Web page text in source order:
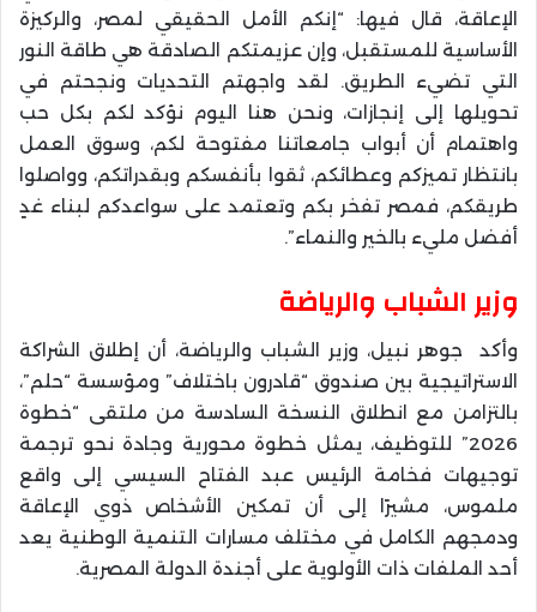
الإعاقة، قال فيها: “إنكم الأمل الحقيقي لمصر، والركيزة
الأساسية للمستقبل، وإن عزيمتكم الصادقة هي طاقة النور
التي تضيء الطريق. لقد واجهتم التحديات ونجحتم في
تحويلها إلى إنجازات، ونحن هنا اليوم نؤكد لكم بكل حب
واهتمام أن أبواب جامعاتنا مفتوحة لكم، وسوق العمل
بانتظار تميزكم وعطائكم، ثقوا بأنفسكم وبقدراتكم، وواصلوا
طريقكم، فمصر تفخر بكم وتعتمد على سواعدكم لبناء غدٍ
أفضل مليء بالخير والنماء”.
وزير الشباب والرياضة
وأكد جوهر نبيل، وزير الشباب والرياضة، أن إطلاق الشراكة
الاستراتيجية بين صندوق “قادرون باختلاف” ومؤسسة “حلم”،
بالتزامن مع انطلاق النسخة السادسة من ملتقى “خطوة
2026” للتوظيف، يمثل خطوة محورية وجادة نحو ترجمة
توجيهات فخامة الرئيس عبد الفتاح السيسي إلى واقع
ملموس، مشيرًا إلى أن تمكين الأشخاص ذوي الإعاقة
ودمجهم الكامل في مختلف مسارات التنمية الوطنية يعد
أحد الملفات ذات الأولوية على أجندة الدولة المصرية.